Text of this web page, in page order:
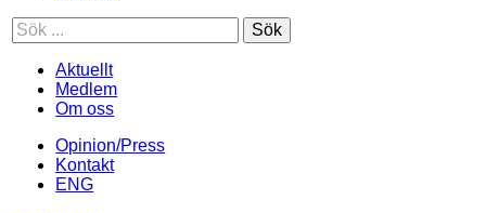
Sök
Aktuellt
Medlem
Om oss
Opinion/Press
Kontakt
ENG